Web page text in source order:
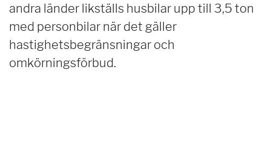
andra länder likställs husbilar upp till 3,5 ton
med personbilar när det gäller
hastighetsbegränsningar och
omkörningsförbud.